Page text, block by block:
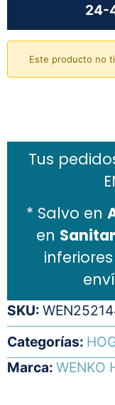
24-
Este producto no
Tus
* Salvo en
en
SKU:
Categorías:
Marca: WENKO